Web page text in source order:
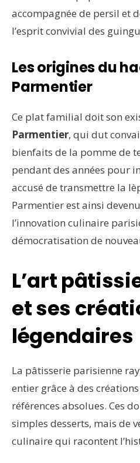
accompagnée de persil et
l’esprit convivial des
Les origines du
Parmentier
Ce plat familial doit son
Parmentier, qui dut
bienfaits de la pomme de
pendant des années pour
accusé de transmettre la
Parmentier est ainsi
l’innovation culinaire
démocratisation de
L’art
et ses
légendaires
La pâtisserie parisienne
entier grâce à des
références absolues. Ces
simples desserts, mais de
culinaire qui racontent